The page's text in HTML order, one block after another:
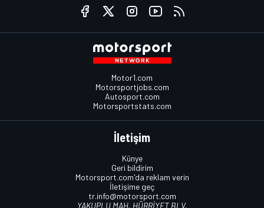
Motor1.com
Motorsportjobs.com
Autosport.com
Motorsportstats.com
İletişim
Künye
Geri bildirim
Motorsport.com'da reklam verin
İletişime geç
tr.info@motorsport.com
YAKUPLU MAH. HÜRRİYET BLV.